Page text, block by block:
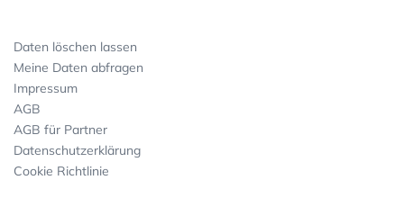
Daten löschen lassen
Meine Daten abfragen
Impressum
AGB
AGB für Partner
Datenschutzerklärung
Cookie Richtlinie